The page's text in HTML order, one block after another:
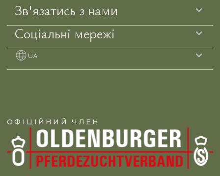
Зв'язатись з нами
Соціальні мережі
UA
ОФІЦІЙНИЙ ЧЛЕН